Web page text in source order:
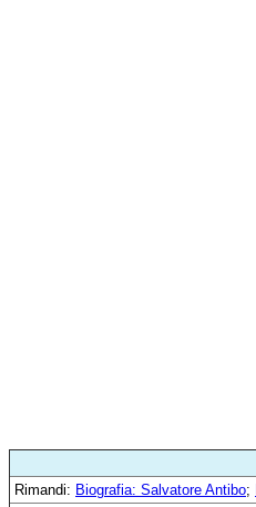
Rimandi: Biografia: Salvatore Antibo;